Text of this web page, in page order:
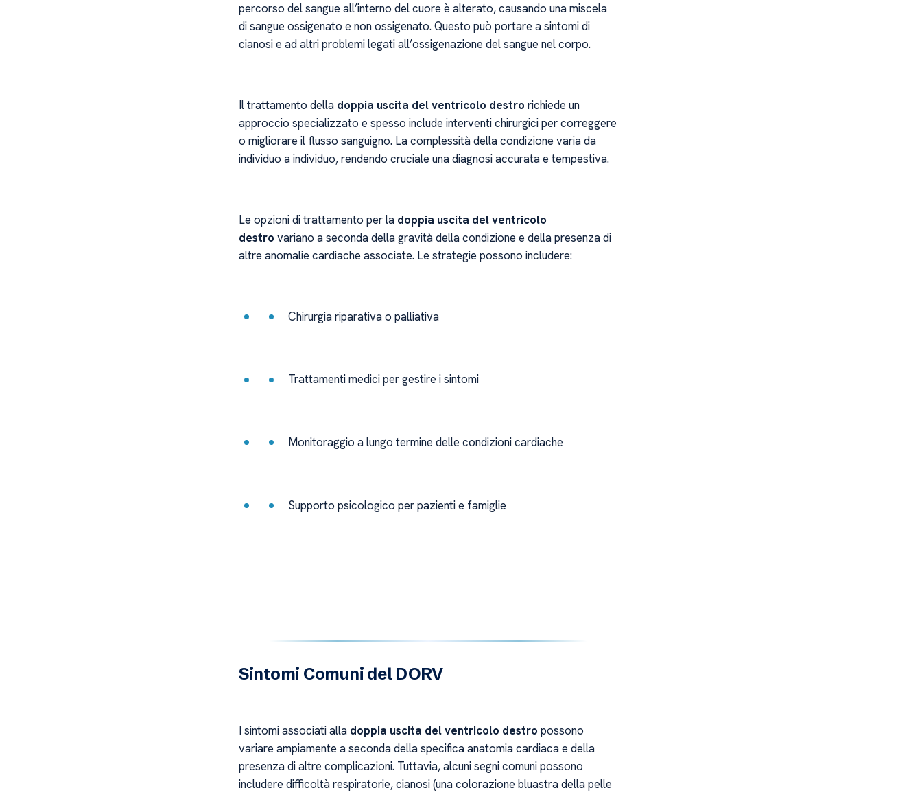
percorso del sangue all’interno del cuore è alterato, causando una miscela
di sangue ossigenato e non ossigenato. Questo può portare a sintomi di
cianosi e ad altri problemi legati all’ossigenazione del sangue nel corpo.
Il trattamento della doppia uscita del ventricolo destro richiede un
approccio specializzato e spesso include interventi chirurgici per correggere
o migliorare il flusso sanguigno. La complessità della condizione varia da
individuo a individuo, rendendo cruciale una diagnosi accurata e tempestiva.
Le opzioni di trattamento per la doppia uscita del ventricolo
destro variano a seconda della gravità della condizione e della presenza di
altre anomalie cardiache associate. Le strategie possono includere:
Chirurgia riparativa o palliativa
Trattamenti medici per gestire i sintomi
Monitoraggio a lungo termine delle condizioni cardiache
Supporto psicologico per pazienti e famiglie
Sintomi Comuni del DORV
I sintomi associati alla doppia uscita del ventricolo destro possono
variare ampiamente a seconda della specifica anatomia cardiaca e della
presenza di altre complicazioni. Tuttavia, alcuni segni comuni possono
includere difficoltà respiratorie, cianosi (una colorazione bluastra della pelle